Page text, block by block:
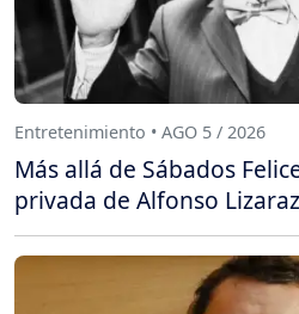
Entretenimiento • AGO 5 / 2026
Más allá de Sábados
privada de Alfonso